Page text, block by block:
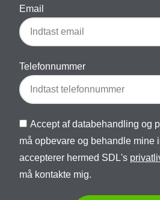
Email
Telefonnummer
Accept af databehandling og
må opbevare og behandle mine
accepterer hermed SDL's
må kontakte mig.